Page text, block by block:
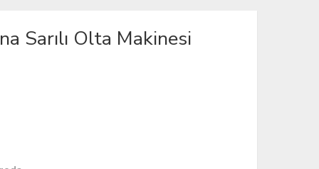
Sarılı Olta Makinesi